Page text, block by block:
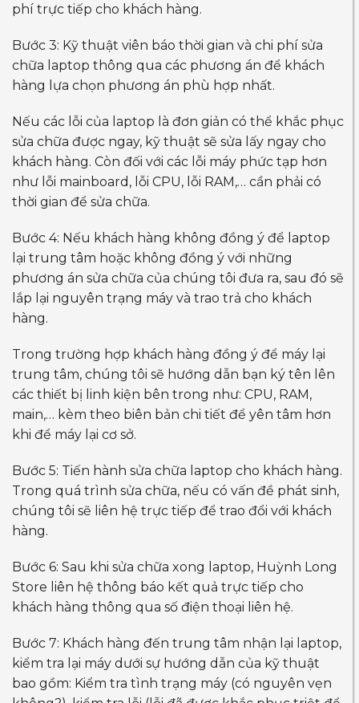
phí trực tiếp cho khách hàng.
Bước 3: Kỹ thuật viên báo thời gian và chi phí sửa
chữa laptop thông qua các phương án để khách
hàng lựa chọn phương án phù hợp nhất.
Nếu các lỗi của laptop là đơn giản có thể khắc phục
sửa chữa được ngay, kỹ thuật sẽ sửa lấy ngay cho
khách hàng. Còn đối với các lỗi máy phức tạp hơn
như lỗi mainboard, lỗi CPU, lỗi RAM,… cần phải có
thời gian để sửa chữa.
Bước 4: Nếu khách hàng không đồng ý để laptop
lại trung tâm hoặc không đồng ý với những
phương án sửa chữa của chúng tôi đưa ra, sau đó sẽ
lắp lại nguyên trạng máy và trao trả cho khách
hàng.
Trong trường hợp khách hàng đồng ý để máy lại
trung tâm, chúng tôi sẽ hướng dẫn bạn ký tên lên
các thiết bị linh kiện bên trong như: CPU, RAM,
main,… kèm theo biên bản chi tiết để yên tâm hơn
khi để máy lại cơ sở.
Bước 5: Tiến hành sửa chữa laptop cho khách hàng.
Trong quá trình sửa chữa, nếu có vấn đề phát sinh,
chúng tôi sẽ liên hệ trực tiếp để trao đổi với khách
hàng.
Bước 6: Sau khi sửa chữa xong laptop, Huỳnh Long
Store liên hệ thông báo kết quả trực tiếp cho
khách hàng thông qua số điện thoại liên hệ.
Bước 7: Khách hàng đến trung tâm nhận lại laptop,
kiểm tra lại máy dưới sự hướng dẫn của kỹ thuật
bao gồm: Kiểm tra tình trạng máy (có nguyên vẹn